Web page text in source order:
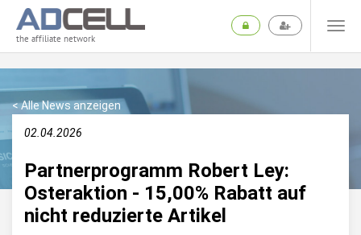
the affiliate network
< Alle News anzeigen
02.04.2026
Partnerprogramm Robert Ley:
Osteraktion - 15,00% Rabatt auf
nicht reduzierte Artikel